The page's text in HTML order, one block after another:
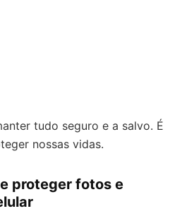
tudo seguro e a salvo. É
nossas vidas.
proteger fotos e